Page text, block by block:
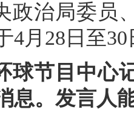
政治局委员
4月28日至
球节目中心
息。发言人